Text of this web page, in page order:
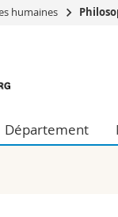
Lettres et
Sciences de
humaines
Département